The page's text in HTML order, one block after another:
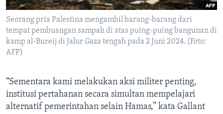
Seorang pria Palestina mengambil barang-barang dari
tempat pembuangan sampah di atas puing-puing bangunan di
kamp al-Bureij di Jalur Gaza tengah pada 2 Juni 2024. (Foto:
AFP)
“Sementara kami melakukan aksi militer penting,
institusi pertahanan secara simultan mempelajari
alternatif pemerintahan selain Hamas,” kata Gallant